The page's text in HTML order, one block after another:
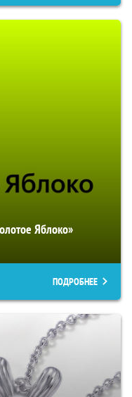
Яблоко»
ПОДРОБНЕЕ